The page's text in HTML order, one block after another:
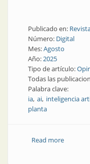
Publicado en:
Número: Digital
Mes:Agosto
Año:2025
Tipo de artículo:
Todas las
Palabra clave:
ia ai inteligencia
planta
Read moreabout IA